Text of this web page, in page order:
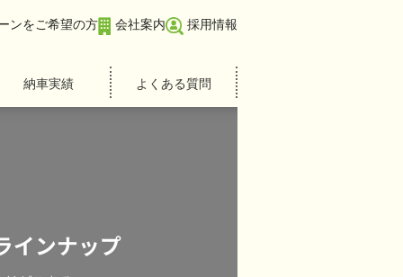
ンをご希望の方 会社案内 採用情報
納車実績 よくある質問